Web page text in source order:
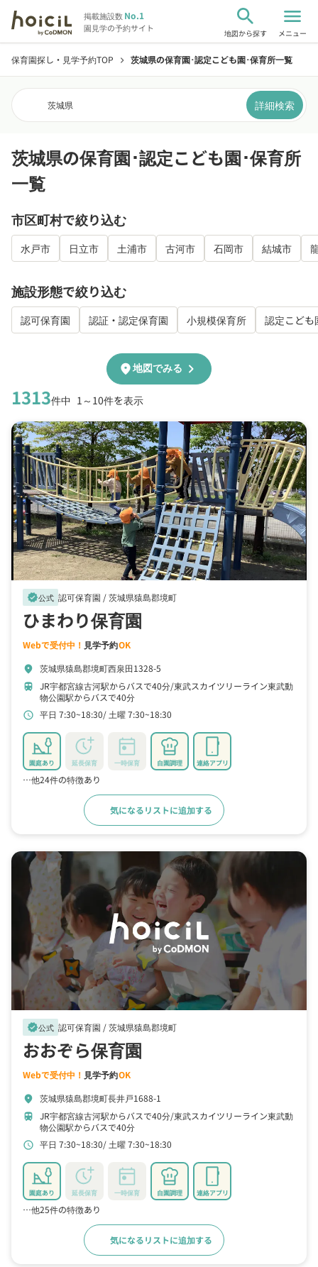
掲載施設数No.1
園見学の予約サイト
search
地図から探す
menu
メニュー
保育園探し・見学予約TOP chevron_right 茨城県の保育園･認定こども園･保育所一覧
茨城県 詳細検索
茨城県の保育園･認定こども園･保育所
一覧
市区町村で絞り込む
水戸市 日立市 土浦市 古河市 石岡市 結城市
施設形態で絞り込む
認可保育園 認証・認定保育園 小規模保育所 認定こども
1313件中 1～10件を表示
location_on地図でみる chevron_right
verified公式 認可保育園 /茨城県猿島郡境町
ひまわり保育園
Webで受付中！ 見学予約OK
location_on 茨城県猿島郡境町西泉田1328-5
train JR宇都宮線古河駅からバスで40分 東武スカイツリーライン東武動
物公園駅からバスで40分
schedule 平日 7:30~18:30 土曜 7:30~18:30
園庭あり 延長保育 一時保育 自園調理 連絡アプリ
…他24件の特徴あり
気になるリストに追加する
verified公式 認可保育園 /茨城県猿島郡境町
おおぞら保育園
Webで受付中！ 見学予約OK
location_on 茨城県猿島郡境町長井戸1688-1
train JR宇都宮線古河駅からバスで40分 東武スカイツリーライン東武動
物公園駅からバスで40分
schedule 平日 7:30~18:30 土曜 7:30~18:30
園庭あり 延長保育 一時保育 自園調理 連絡アプリ
…他25件の特徴あり
気になるリストに追加する